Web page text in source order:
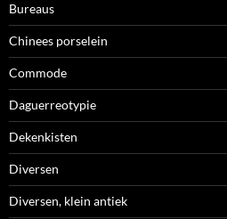
Bureaus
Chinees porselein
Commode
Daguerreotypie
Dekenkisten
Diversen
Diversen, klein antiek